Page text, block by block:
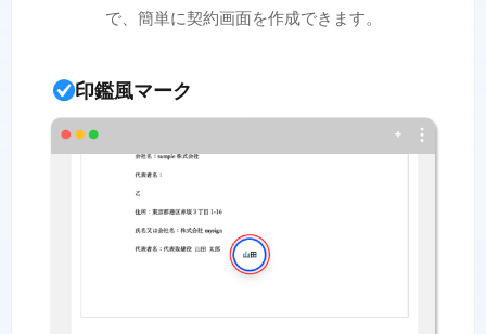
で、簡単に契約画面を作成できます。
印鑑風マーク